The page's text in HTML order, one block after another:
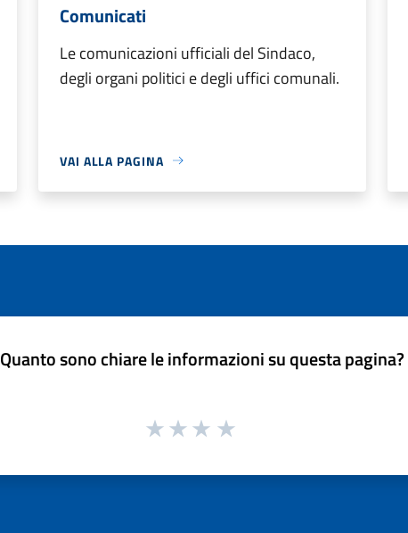
Comunicati
Le comunicazioni ufficiali del Sindaco,
degli organi politici e degli uffici comunali.
VAI ALLA PAGINA
Quanto sono chiare le informazioni su questa pagina?